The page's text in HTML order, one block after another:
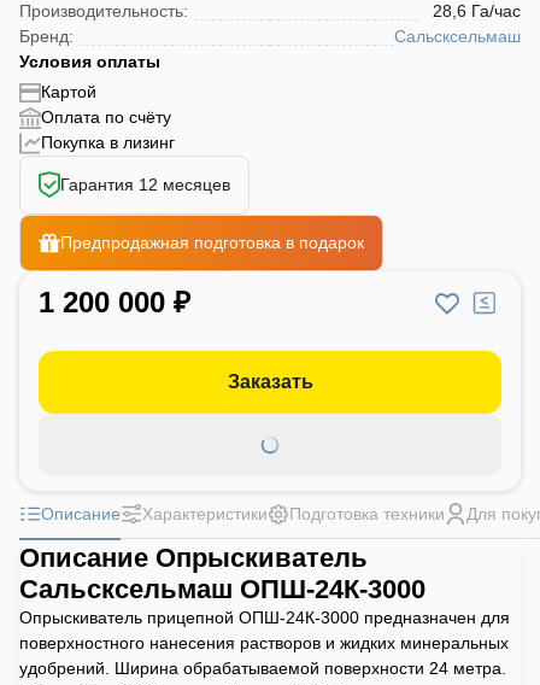
Производительность:
28,6 Га/час
Бренд:
Сальсксельмаш
Условия оплаты
Картой
Оплата по счёту
Покупка в лизинг
Гарантия 12 месяцев
Предпродажная подготовка в подарок
1 200 000 ₽
Заказать
Описание Характеристики Подготовка техники Для
Описание Опрыскиватель
Сальсксельмаш ОПШ-24К-3000
Опрыскиватель прицепной ОПШ-24К-3000 предназначен для
поверхностного нанесения растворов и жидких минеральных
удобрений. Ширина обрабатываемой поверхности 24 метра.